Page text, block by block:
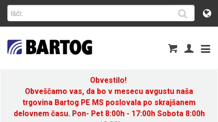
Obvestilo!
Obveščamo vas, da bo v mesecu avgustu naša
trgovina Bartog PE MS poslovala po skrajšanem
delovnem času. Pon- Pet 8:00h - 17:00h Sobota 8:00h